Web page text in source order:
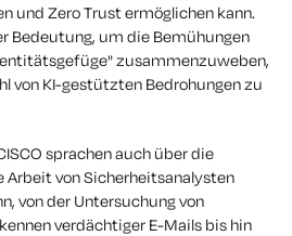
und Zero Trust ermöglichen kann.
Bedeutung, um die Bemühungen
zusammenzuweben,
von KI-gestützten Bedrohungen zu
sprachen auch über die
Arbeit von Sicherheitsanalysten
von der Untersuchung von
verdächtiger E-Mails bis hin